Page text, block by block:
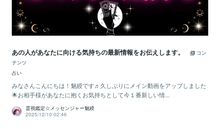
あの人があなたに向ける気持ちの最新情報をお伝えします。
コン
テンツ
占い
みなさんこんにちは！魅綬です♬久しぶりにメイン動画をアップしました
🌟お相手様があなたに抱くお気持ちとして今１番新しい情...
霊視鑑定☆メッセンジャー魅綬
2025/12/10 02:46